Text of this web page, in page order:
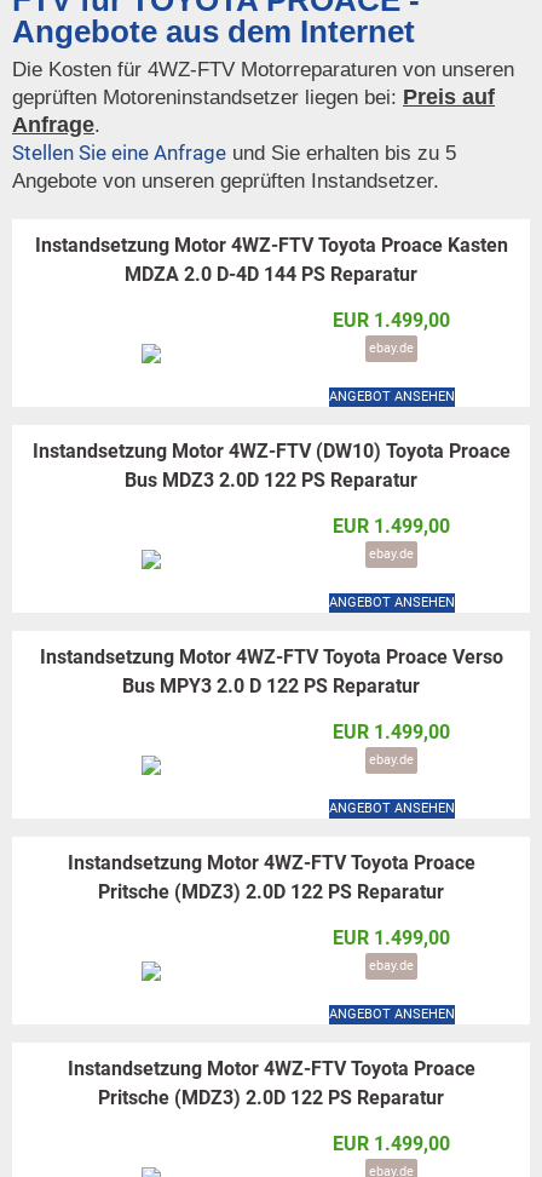
Angebote aus dem Internet
Die Kosten für 4WZ-FTV Motorreparaturen von unseren
geprüften Motoreninstandsetzer liegen bei: Preis auf
Anfrage.
Stellen Sie eine Anfrage und Sie erhalten bis zu 5
Angebote von unseren geprüften Instandsetzer.
Instandsetzung Motor 4WZ-FTV Toyota Proace Kasten
MDZA 2.0 D-4D 144 PS Reparatur
EUR 1.499,00
ebay.de
ANGEBOT ANSEHEN
Instandsetzung Motor 4WZ-FTV (DW10) Toyota Proace
Bus MDZ3 2.0D 122 PS Reparatur
EUR 1.499,00
ebay.de
ANGEBOT ANSEHEN
Instandsetzung Motor 4WZ-FTV Toyota Proace Verso
Bus MPY3 2.0 D 122 PS Reparatur
EUR 1.499,00
ebay.de
ANGEBOT ANSEHEN
Instandsetzung Motor 4WZ-FTV Toyota Proace
Pritsche (MDZ3) 2.0D 122 PS Reparatur
EUR 1.499,00
ebay.de
ANGEBOT ANSEHEN
Instandsetzung Motor 4WZ-FTV Toyota Proace
Pritsche (MDZ3) 2.0D 122 PS Reparatur
EUR 1.499,00
ebay.de